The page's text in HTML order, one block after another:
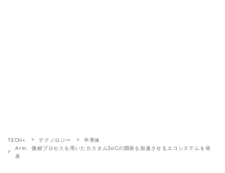
TECH+ テクノロジー
半導体
Arm、微細プロセスを用いたカスタムSoCの開発を加速させるエコシステムを発
表